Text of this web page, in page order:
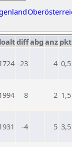
diffabg anz pkt
-23 4 0,5
8 2 1,5
-4 5 3,5